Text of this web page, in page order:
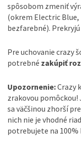
spôsobom zmeniť
(okrem Electric Blue,
bezfarebné).
Pre uchovanie crazy
potrebné zakúpiť
Upozornenie:Crazy
zrakovou pomôckou!
sa väčšinou zhorší
nich nie je vhodné
potrebujete na 100%